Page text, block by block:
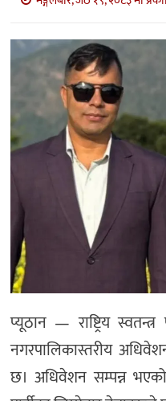
सिफारिस
प्यूठान — राष्ट्रिय
नगरपालिकास्तरीय
छ। अधिवेशन सम्पन्न